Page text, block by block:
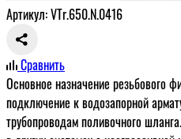
Артикул: VTr.650.N.0416
Сравнить
Основное назначение резьбового
подключение к водозапорной
трубопроводам поливочного